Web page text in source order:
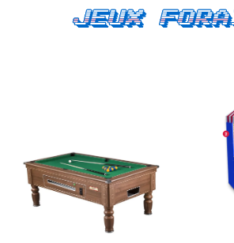
Jeux